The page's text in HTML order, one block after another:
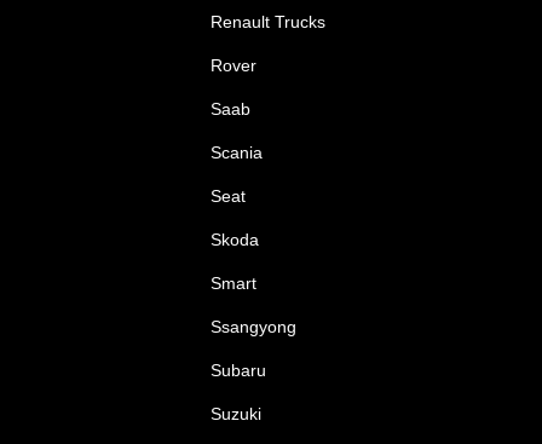
Renault Trucks
Rover
Saab
Scania
Seat
Skoda
Smart
Ssangyong
Subaru
Suzuki